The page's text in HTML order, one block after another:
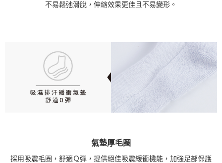
不易鬆弛滑脫，伸縮效果更佳且不易變形。
氣墊厚毛圈
採用吸震毛圈，舒適Ｑ彈，提供絕佳吸震緩衝機能，加強足部保護